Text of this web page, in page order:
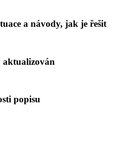
a návody, jak je řešit
aktualizován
popisu